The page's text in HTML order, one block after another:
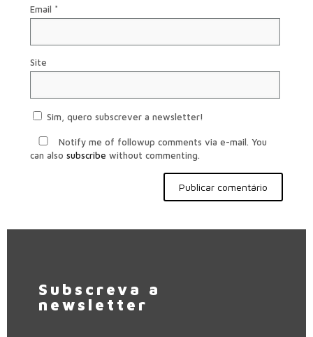
Email *
Site
Sim, quero subscrever a newsletter!
Notify me of followup comments via e-mail. You
can also subscribe without commenting.
Subscreva a
newsletter